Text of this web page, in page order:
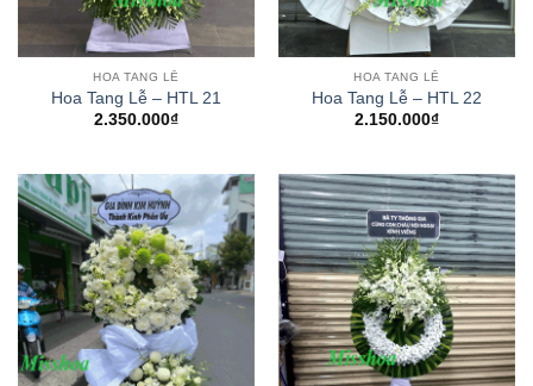
HOA TANG LỄ
Hoa Tang Lễ – HTL 21
2.350.000₫
HOA TANG LỄ
Hoa Tang Lễ – HTL 22
2.150.000₫